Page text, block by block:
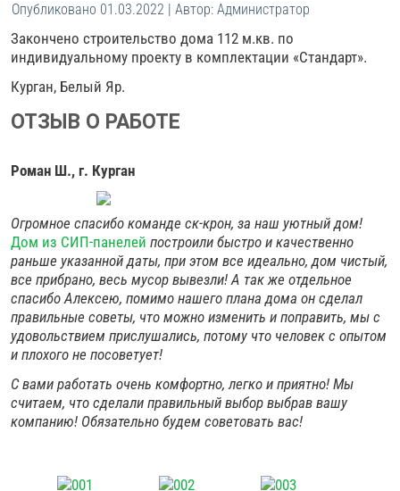
Опубликовано 01.03.2022 | Автор: Администратор
Закончено строительство дома 112 м.кв. по
индивидуальному проекту в комплектации «Стандарт».
Курган, Белый Яр.
ОТЗЫВ О РАБОТЕ
Роман Ш., г. Курган
Огромное спасибо команде ск-крон, за наш уютный дом!
Дом из СИП-панелей построили быстро и качественно
раньше указанной даты, при этом все идеально, дом чистый,
все прибрано, весь мусор вывезли! А так же отдельное
спасибо Алексею, помимо нашего плана дома он сделал
правильные советы, что можно изменить и поправить, мы с
удовольствием прислушались, потому что человек с опытом
и плохого не посоветует!
С вами работать очень комфортно, легко и приятно! Мы
считаем, что сделали правильный выбор выбрав вашу
компанию! Обязательно будем советовать вас!